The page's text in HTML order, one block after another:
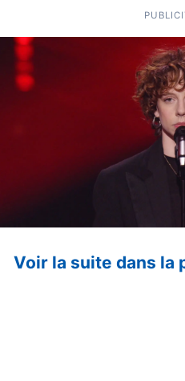
Voir la suite dans la